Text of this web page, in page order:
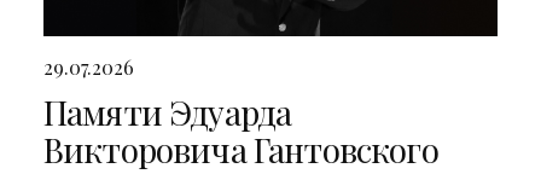
29.07.2026
Памяти Эдуарда
Викторовича Гантовского